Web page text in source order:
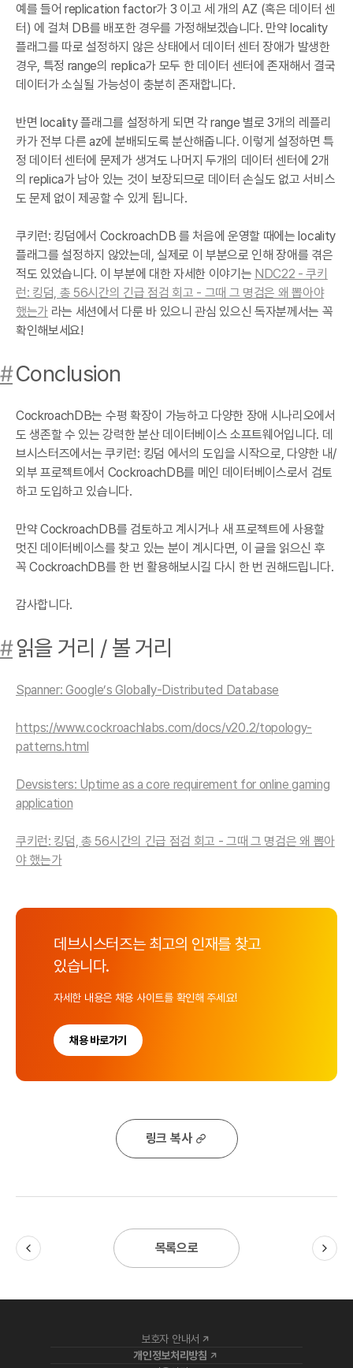
예를 들어 replication factor가 3 이고 세 개의 AZ (혹은 데이터 센
터) 에 걸쳐 DB를 배포한 경우를 가정해보겠습니다. 만약 locality
플래그를 따로 설정하지 않은 상태에서 데이터 센터 장애가 발생한
경우, 특정 range의 replica가 모두 한 데이터 센터에 존재해서 결국
데이터가 소실될 가능성이 충분히 존재합니다.
반면 locality 플래그를 설정하게 되면 각 range 별로 3개의 레플리
카가 전부 다른 az에 분배되도록 분산해줍니다. 이렇게 설정하면 특
정 데이터 센터에 문제가 생겨도 나머지 두개의 데이터 센터에 2개
의 replica가 남아 있는 것이 보장되므로 데이터 손실도 없고 서비스
도 문제 없이 제공할 수 있게 됩니다.
쿠키런: 킹덤에서 CockroachDB 를 처음에 운영할 때에는 locality
플래그를 설정하지 않았는데, 실제로 이 부분으로 인해 장애를 겪은
적도 있었습니다. 이 부분에 대한 자세한 이야기는 NDC22 - 쿠키
런: 킹덤, 총 56시간의 긴급 점검 회고 - 그때 그 명검은 왜 뽑아야
했는가 라는 세션에서 다룬 바 있으니 관심 있으신 독자분께서는 꼭
확인해보세요!
#Conclusion
CockroachDB는 수평 확장이 가능하고 다양한 장애 시나리오에서
도 생존할 수 있는 강력한 분산 데이터베이스 소프트웨어입니다. 데
브시스터즈에서는 쿠키런: 킹덤 에서의 도입을 시작으로, 다양한 내/
외부 프로젝트에서 CockroachDB를 메인 데이터베이스로서 검토
하고 도입하고 있습니다.
만약 CockroachDB를 검토하고 계시거나 새 프로젝트에 사용할
멋진 데이터베이스를 찾고 있는 분이 계시다면, 이 글을 읽으신 후
꼭 CockroachDB를 한 번 활용해보시길 다시 한 번 권해드립니다.
감사합니다.
#읽을 거리 / 볼 거리
Spanner: Google’s Globally-Distributed Database
https://www.cockroachlabs.com/docs/v20.2/topology-
patterns.html
Devsisters: Uptime as a core requirement for online gaming
application
쿠키런: 킹덤, 총 56시간의 긴급 점검 회고 - 그때 그 명검은 왜 뽑아
야 했는가
데브시스터즈는 최고의 인재를 찾고
있습니다.
자세한 내용은 채용 사이트를 확인해 주세요!
채용 바로가기
링크 복사
목록으로
보호자 안내서
개인정보처리방침